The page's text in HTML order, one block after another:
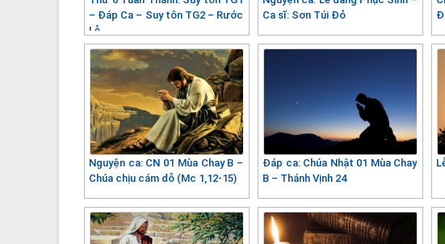
– Đáp Ca – Suy tôn TG2 – Rước
Lễ
Ca sĩ: Sơn Túi Đỏ
Nguyện ca: CN 01 Mùa Chay B –
Chúa chịu cám dỗ (Mc 1,12-15)
Đáp ca: Chúa Nhật 01 Mùa Chay
B – Thánh Vịnh 24